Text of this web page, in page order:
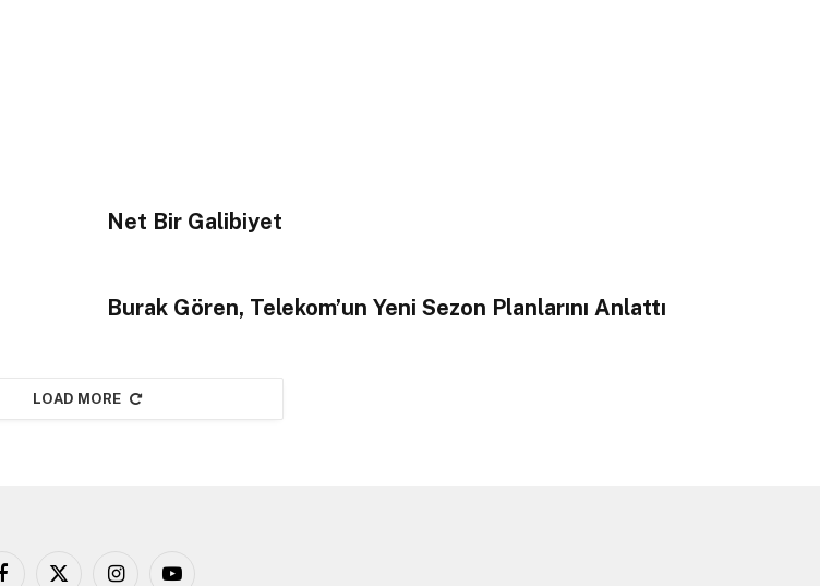
Net Bir Galibiyet
Burak Gören, Telekom’un Yeni Sezon Planlarını Anlattı
LOAD MORE
Facebook
X InstagramYouTube